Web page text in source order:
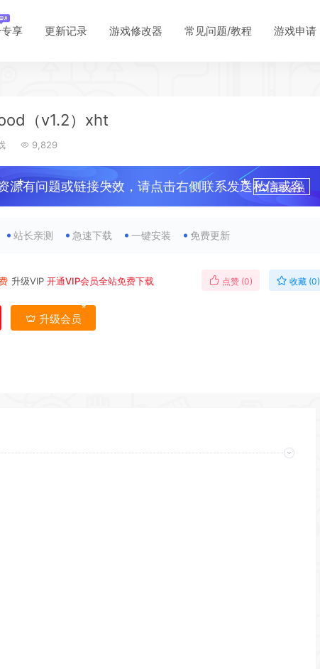
享 更新记录 游戏修改器 常见问题/教程 游戏申请
（v1.2）xht
9,829
源有问题或链接失效，请点击右侧联系发送私信或客
升级会员
站长亲测 急速下载 一键安装 免费更新
升级VIP 开通VIP会员全站免费下载 点赞 (0) 收藏 (0)
升级会员
*
*